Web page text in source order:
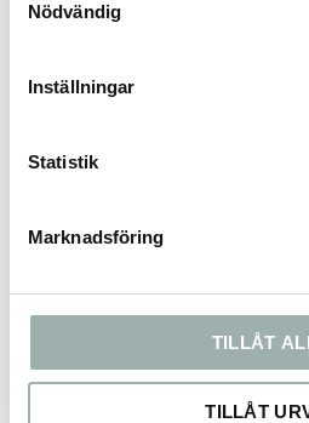
Nödvändig
Inställningar
Statistik
Marknadsföring
TILLÅT
TILLÅT
Analytiska beståndsdelar:
Protein 75%, fett 3%,
Energiinnehåll:
Omdömen
Du